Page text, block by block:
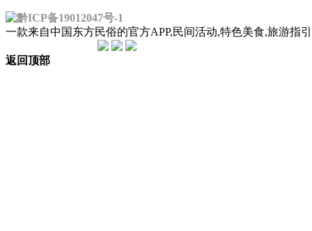
黔ICP备19012047号-1
一款来自中国东方民俗的官方APP,民间活动,特色美食,旅游
返回顶部